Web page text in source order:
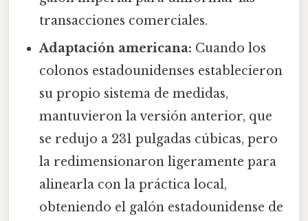
transacciones comerciales.
Adaptación americana: Cuando los
colonos estadounidenses establecieron
su propio sistema de medidas,
mantuvieron la versión anterior, que
se redujo a 231 pulgadas cúbicas, pero
la redimensionaron ligeramente para
alinearla con la práctica local,
obteniendo el galón estadounidense de